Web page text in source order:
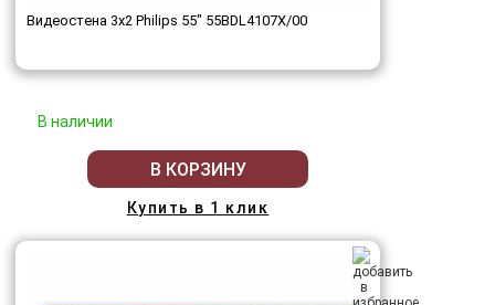
Видеостена 3x2 Philips 55" 55BDL4107X/00
В наличии
В КОРЗИНУ
Купить в 1 клик